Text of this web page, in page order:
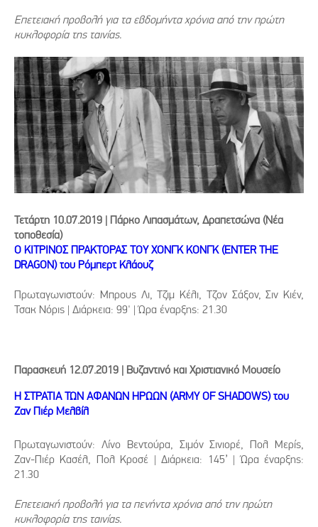
Επετειακή προβολή για τα εβδομήντα χρόνια από την πρώτη
κυκλοφορία της ταινίας.
Τετάρτη 10.07.2019 | Πάρκο Λιπασμάτων, Δραπετσώνα (Nέα
τοποθεσία)
Ο ΚΙΤΡΙΝΟΣ ΠΡΑΚΤΟΡΑΣ ΤΟΥ ΧΟΝΓΚ ΚΟΝΓΚ (ENTER THE
DRAGON) του Ρόμπερτ Κλάουζ
Πρωταγωνιστούν: Μπρους Λι, Τζιμ Κέλι, Τζον Σάξον, Σιν Κιέν,
Τσακ Νόρις | Διάρκεια: 99' | Ώρα έναρξης: 21.30
Παρασκευή 12.07.2019 | Βυζαντινό και Χριστιανικό Μουσείο
Η ΣΤΡΑΤΙΑ ΤΩΝ ΑΦΑΝΩΝ ΗΡΩΩΝ (ARMY OF SHADOWS) του
Ζαν Πιέρ Μελβίλ
Πρωταγωνιστούν: Λίνο Βεντούρα, Σιμόν Σινιορέ, Πολ Μερίς,
Ζαν-Πιέρ Κασέλ, Πολ Κροσέ | Διάρκεια: 145’ | Ώρα έναρξης:
21.30
Επετειακή προβολή για τα πενήντα χρόνια από την πρώτη
κυκλοφορία της ταινίας.